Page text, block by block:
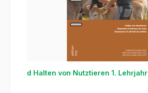
d Halten von Nutztieren 1. Lehrjahr